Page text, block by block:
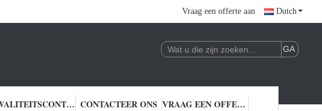
Vraag een offerte aan Dutch
KWALITEITSCONTROLE CONTACTEER ONS VRAAG EEN OFFERTE AAN